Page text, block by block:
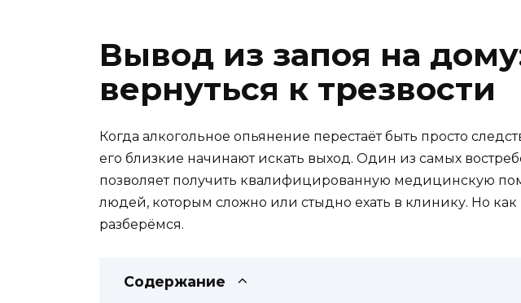
Вывод из запоя на
вернуться к трезвости
Когда алкогольное опьянение перестаёт быть просто
его близкие начинают искать выход. Один из самых
позволяет получить квалифицированную медицинскую
людей, которым сложно или стыдно ехать в клинику. Но как
разберёмся.
Содержание